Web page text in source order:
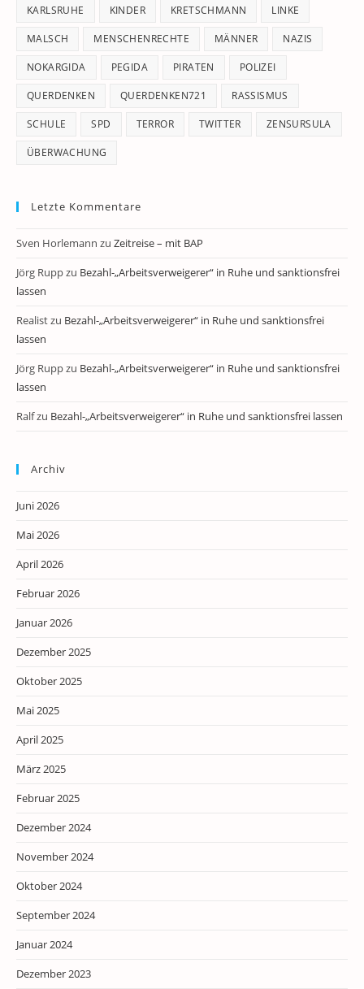
KARLSRUHE KINDER KRETSCHMANN LINKE
MALSCH MENSCHENRECHTE MÄNNER NAZIS
NOKARGIDA PEGIDA PIRATEN POLIZEI
QUERDENKEN QUERDENKEN721 RASSISMUS
SCHULE SPD TERROR TWITTER ZENSURSULA
ÜBERWACHUNG
Letzte Kommentare
Sven Horlemann zu Zeitreise – mit BAP
Jörg Ruppzu Bezahl-„Arbeitsverweigerer“ in Ruhe und sanktionsfrei
lassen
Realistzu Bezahl-„Arbeitsverweigerer“ in Ruhe und sanktionsfrei
lassen
Jörg Ruppzu Bezahl-„Arbeitsverweigerer“ in Ruhe und sanktionsfrei
lassen
Ralfzu Bezahl-„Arbeitsverweigerer“ in Ruhe und sanktionsfrei lassen
Archiv
Juni 2026
Mai 2026
April 2026
Februar 2026
Januar 2026
Dezember 2025
Oktober 2025
Mai 2025
April 2025
März 2025
Februar 2025
Dezember 2024
November 2024
Oktober 2024
September 2024
Januar 2024
Dezember 2023